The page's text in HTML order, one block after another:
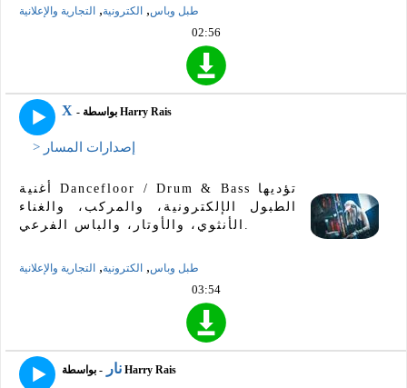
طبل وباس, الكترونية,
التجارية والإعلانية
02:56
X - بواسطة Harry Rais
> إصدارات المسار
أغنية Dancefloor / Drum & Bass تؤديها
الطبول الإلكترونية، والمركب، والغناء
الأنثوي، والأوتار، والباس الفرعي.
طبل وباس, الكترونية,
التجارية والإعلانية
03:54
نار - بواسطة Harry Rais